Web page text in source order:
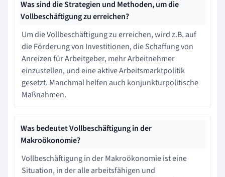
Was sind die Strategien und Methoden, um die
Vollbeschäftigung zu erreichen?
Um die Vollbeschäftigung zu erreichen, wird z.B. auf
die Förderung von Investitionen, die Schaffung von
Anreizen für Arbeitgeber, mehr Arbeitnehmer
einzustellen, und eine aktive Arbeitsmarktpolitik
gesetzt. Manchmal helfen auch konjunkturpolitische
Maßnahmen.
Was bedeutet Vollbeschäftigung in der
Makroökonomie?
Vollbeschäftigung in der Makroökonomie ist eine
Situation, in der alle arbeitsfähigen und